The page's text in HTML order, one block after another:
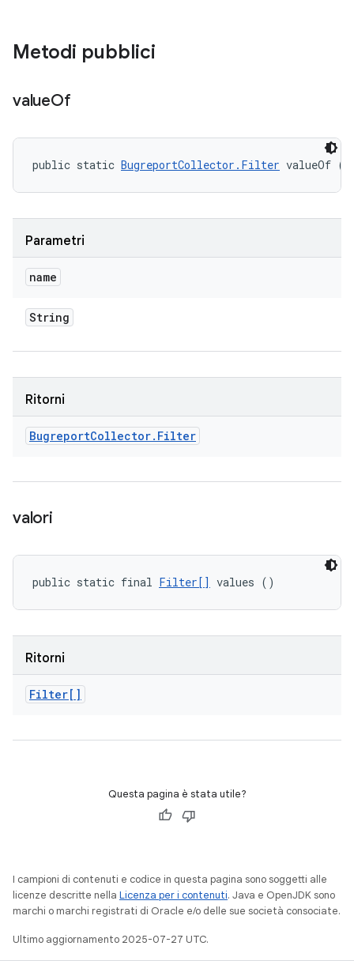
Metodi pubblici
valueOf
public static BugreportCollector.Filter valueOf
Parametri
name
String
Ritorni
BugreportCollector. Filter
valori
public static final Filter[] values ()
Ritorni
Filter[]
Questa pagina è stata utile?
I campioni di contenuti e codice in questa pagina sono soggetti alle
licenze descritte nella Licenza per i contenuti. Java e OpenJDK sono
marchi o marchi registrati di Oracle e/o delle sue società consociate.
Ultimo aggiornamento 2025-07-27 UTC.